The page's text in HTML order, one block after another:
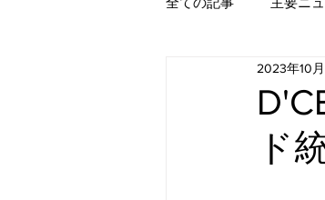
ウォレット 定
アル
ド
2023年10